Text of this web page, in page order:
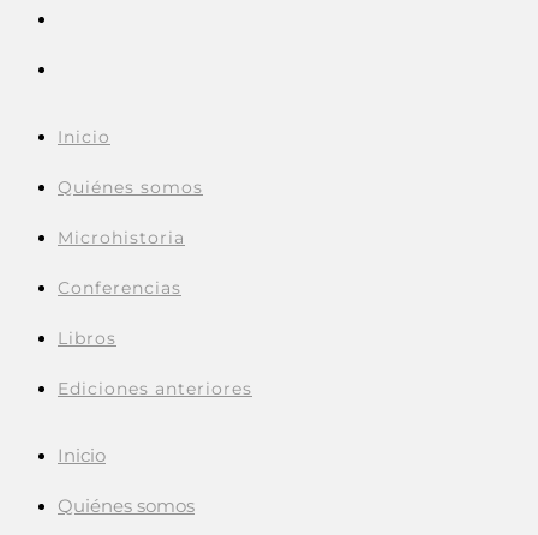
Inicio
Quiénes somos
Microhistoria
Conferencias
Libros
Ediciones anteriores
Inicio
Quiénes somos